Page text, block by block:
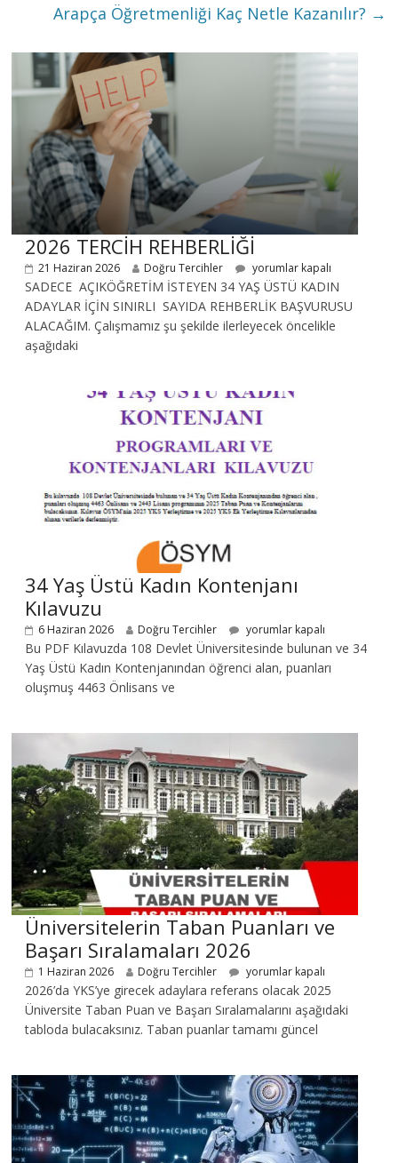
Arapça Öğretmenliği Kaç Netle Kazanılır? →
2026 TERCİH REHBERLİĞİ
21 Haziran 2026 Doğru Tercihler yorumlar kapalı
SADECE AÇIKÖĞRETİM İSTEYEN 34 YAŞ ÜSTÜ KADIN
ADAYLAR İÇİN SINIRLI SAYIDA REHBERLİK BAŞVURUSU
ALACAĞIM. Çalışmamız şu şekilde ilerleyecek öncelikle
aşağıdaki
34 Yaş Üstü Kadın Kontenjanı
Kılavuzu
6 Haziran 2026 Doğru Tercihler yorumlar kapalı
Bu PDF Kılavuzda 108 Devlet Üniversitesinde bulunan ve 34
Yaş Üstü Kadın Kontenjanından öğrenci alan, puanları
oluşmuş 4463 Önlisans ve
Üniversitelerin Taban Puanları ve
Başarı Sıralamaları 2026
1 Haziran 2026 Doğru Tercihler yorumlar kapalı
2026’da YKS’ye girecek adaylara referans olacak 2025
Üniversite Taban Puan ve Başarı Sıralamalarını aşağıdaki
tabloda bulacaksınız. Taban puanlar tamamı güncel